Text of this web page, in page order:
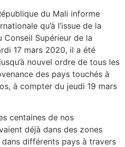
du Mali informe
qu’à l’issue de la
Conseil Supérieur de la
17 mars 2020, il a été
nouvel ordre de tous les
des pays touchés à
à compter du jeudi 19 mars
centaines de nos
déjà dans des zones
différents pays à travers